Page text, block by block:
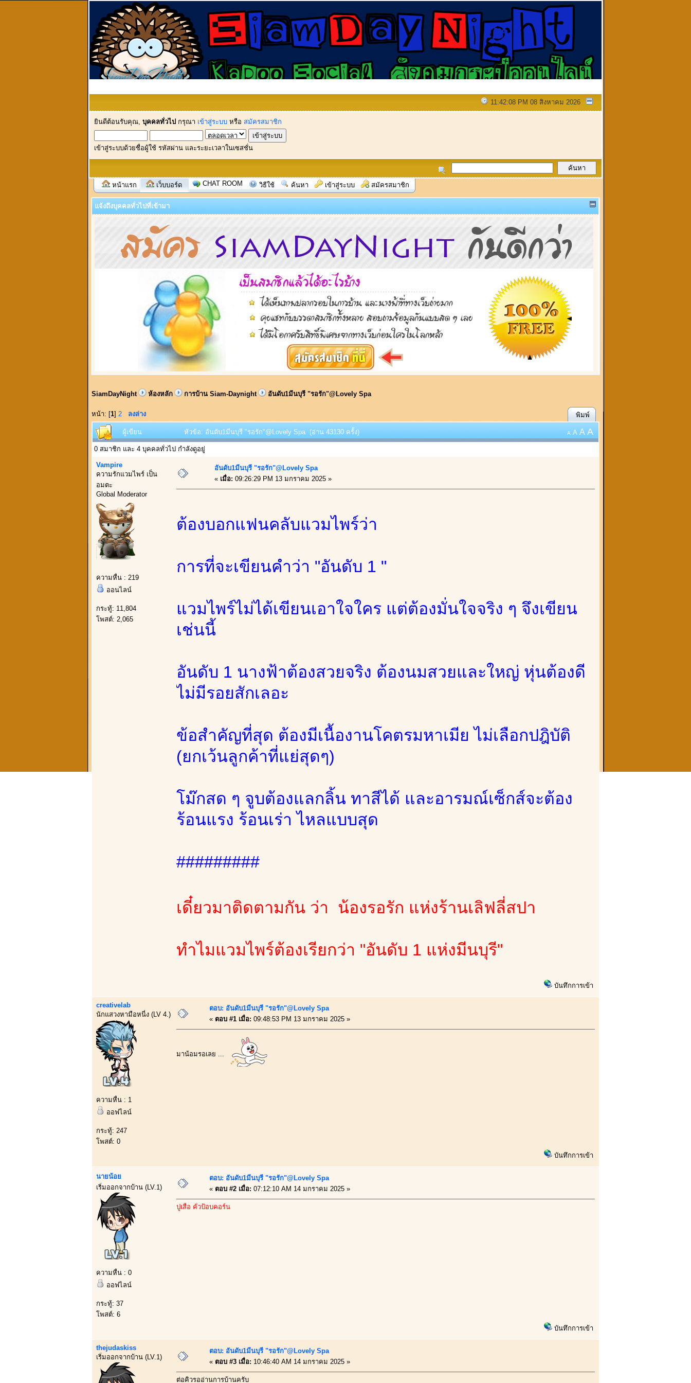
11:42:08 PM 08 สิงหาคม 2026
ยินดีต้อนรับคุณ, บุคคลทั่วไป กรุณา เข้าสู่ระบบ หรือ สมัครสมาชิก
เข้าสู่ระบบด้วยชื่อผู้ใช้ รหัสผ่าน และระยะเวลาในเซสชั่น
หน้าแรก เว็บบอร์ด CHAT ROOM วิธีใช้ ค้นหา เข้าสู่ระบบ สมัครสมาชิก
แจ้งถึงบุคคลทั่วไปที่เข้ามา
SiamDayNight ห้องหลัก การบ้าน Siam-Daynight อันดับ1มีนบุรี "รอรัก"@Lovely Spa
หน้า: [1] 2 ลงล่าง พิมพ์
ผู้เขียน หัวข้อ: อันดับ1มีนบุรี "รอรัก"@Lovely Spa (อ่าน 43130 ครั้ง) A A A A
0 สมาชิก และ 4 บุคคลทั่วไป กำลังดูอยู่
Vampire
ความรักแวมไพร์ เป็น
อมตะ
Global Moderator
ความหื่น : 219
ออนไลน์
กระทู้: 11,804
โพสต์: 2,065
อันดับ1มีนบุรี "รอรัก"@Lovely Spa
« เมื่อ: 09:26:29 PM 13 มกราคม 2025 »
ต้องบอกแฟนคลับแวมไพร์ว่า
การที่จะเขียนคำว่า "อันดับ 1 "
แวมไพร์ไม่ได้เขียนเอาใจใคร แต่ต้องมั่นใจจริง ๆ จึงเขียน
เช่นนี้
อันดับ 1 นางฟ้าต้องสวยจริง ต้องนมสวยและใหญ่ หุ่นต้องดี
ไม่มีรอยสักเลอะ
ข้อสำคัญที่สุด ต้องมีเนื้องานโคตรมหาเมีย ไม่เลือกปฎิบัติ
(ยกเว้นลูกค้าที่แย่สุดๆ)
โม๊กสด ๆ จูบต้องแลกลิ้น ทาสีได้ และอารมณ์เซ็กส์จะต้อง
ร้อนแรง ร้อนเร่า ไหลแบบสุด
#########
เดี๋ยวมาติดตามกัน ว่า น้องรอรัก แห่งร้านเลิฟลี่สปา
ทำไมแวมไพร์ต้องเรียกว่า "อันดับ 1 แห่งมีนบุรี"
บันทึกการเข้า
creativelab
นักแสวงหามือหนี่ง (LV 4.)
ความหื่น : 1
ออฟไลน์
กระทู้: 247
โพสต์: 0
ตอบ: อันดับ1มีนบุรี "รอรัก"@Lovely Spa
« ตอบ #1 เมื่อ: 09:48:53 PM 13 มกราคม 2025 »
มาน้อมรอเลย ...
บันทึกการเข้า
นายน้อย
เริ่มออกจากบ้าน (LV.1)
ความหื่น : 0
ออฟไลน์
กระทู้: 37
โพสต์: 6
ตอบ: อันดับ1มีนบุรี "รอรัก"@Lovely Spa
« ตอบ #2 เมื่อ: 07:12:10 AM 14 มกราคม 2025 »
ปูเสื่อ คั่วป้อบคอร์น
บันทึกการเข้า
thejudaskiss
เริ่มออกจากบ้าน (LV.1)
ตอบ: อันดับ1มีนบุรี "รอรัก"@Lovely Spa
« ตอบ #3 เมื่อ: 10:46:40 AM 14 มกราคม 2025 »
ต่อคิวรออ่านการบ้านครับ